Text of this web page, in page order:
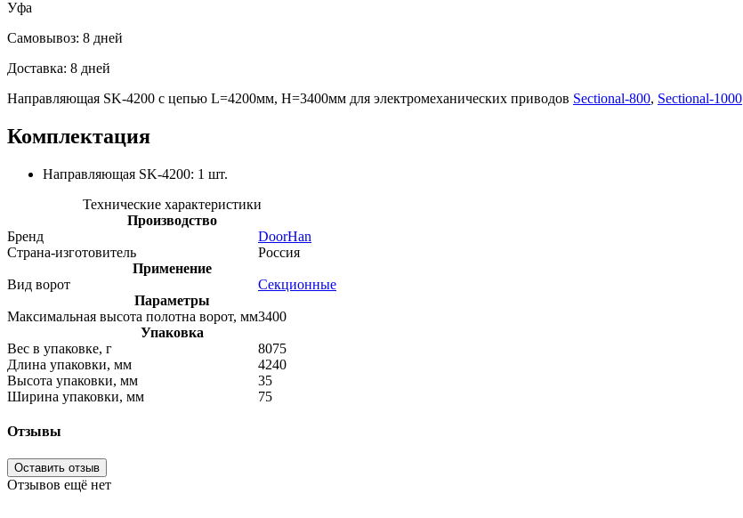
Уфа
Cамовывоз: 8 дней
Доставка: 8 дней
Направляющая SK-4200 с цепью L=4200мм, H=3400мм для электромеханических приводов Sectional-800, Sectional-1000
Комплектация
Направляющая SK-4200: 1 шт.
Технические характеристики
Производство
Бренд
DoorHan
Страна-изготовитель
Россия
Применение
Вид ворот
Секционные
Параметры
Максимальная высота полотна ворот, мм3400
Упаковка
Вес в упаковке, г
8075
Длина упаковки, мм
4240
Высота упаковки, мм
35
Ширина упаковки, мм
75
Отзывы
Оставить отзыв
Отзывов ещё нет